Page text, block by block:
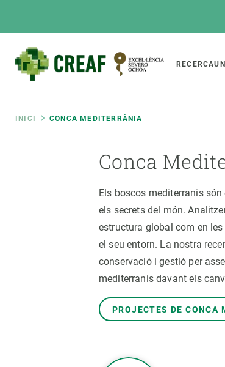
RECERCA
Fil
d'ariadna
INICI CONCA MEDITERRÀNIA
Conca
Els boscos mediterranis
els secrets del món.
estructura global com en
el seu entorn. La nostra
conservació i gestió per
mediterranis davant els
PROJECTES DE CONCA
Featured
responsive
Responsive
menu
Marca i logotips
Equitat, Diversitat i Inclusió (EDI)
Canvi